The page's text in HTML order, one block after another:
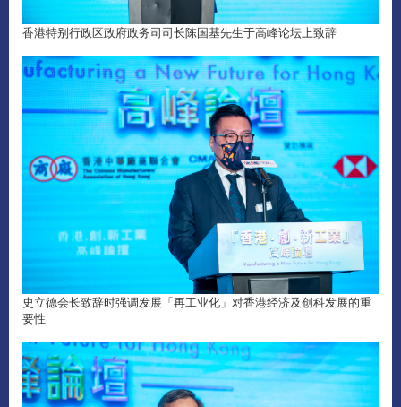
香港特别行政区政府政务司司长陈国基先生于高峰论坛上致辞
史立德会长致辞时强调发展「再工业化」对香港经济及创科发展的重
要性